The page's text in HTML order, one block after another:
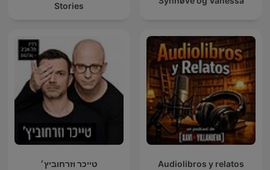
Stories
טייכר וזרחוביץ׳ Audiolibros y relatos